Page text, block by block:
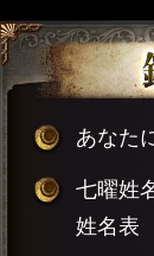
あなた
七曜姓
姓名表